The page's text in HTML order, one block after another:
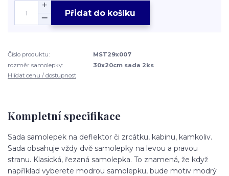
Přidat do košíku
Číslo produktu:
MST29x007
rozměr samolepky:
30x20cm sada 2ks
Hlídat cenu / dostupnost
Kompletní specifikace
Sada samolepek na deflektor či zrcátku, kabinu, kamkoliv.
Sada obsahuje vždy dvě samolepky na levou a pravou
stranu. Klasická, řezaná samolepka. To znamená, že když
například vyberete modrou samolepku, bude motiv modrý